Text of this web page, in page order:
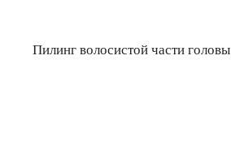
Пилинг волосистой части головы